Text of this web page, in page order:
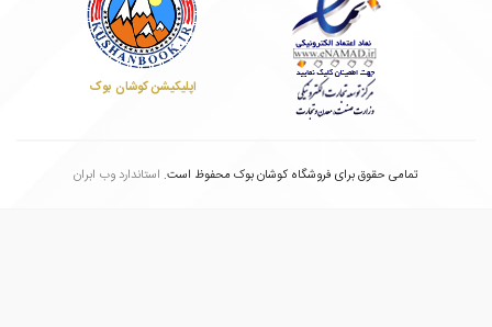
اپلیکیشن کوشان بوک
تمامی حقوق برای فروشگاه کوشان بوک محفوظ است.استاندارد وب ابران